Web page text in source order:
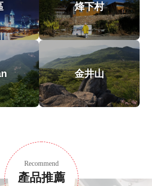
烽下村
金井山
Recommend
產品推薦